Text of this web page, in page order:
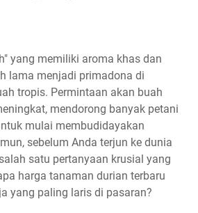
yang memiliki aroma khas dan
lama menjadi primadona di
tropis. Permintaan akan buah
mendorong banyak petani
mulai membudidayakan
sebelum Anda terjun ke dunia
satu pertanyaan krusial yang
harga tanaman durian terbaru
yang paling laris di pasaran?